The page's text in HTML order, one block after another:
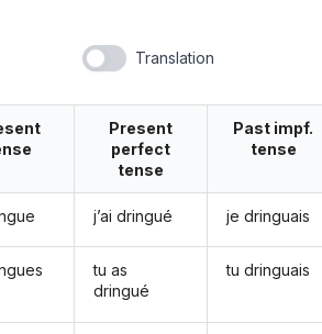
Translation
Present
perfect
tense
j’ai dringué
tu as
dringué
Past impf.
tense
je dringuais
tu dringuais